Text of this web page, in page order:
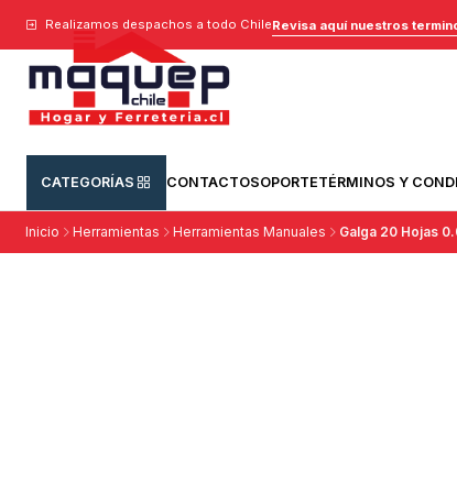
CATEGORÍAS CONTACTOSOPORTETÉRMINOS Y
Realizamos despachos a todo ChileRevisa aquí nuestros
Inicio Herramientas Herramientas Manuales Galga 20 Hojas